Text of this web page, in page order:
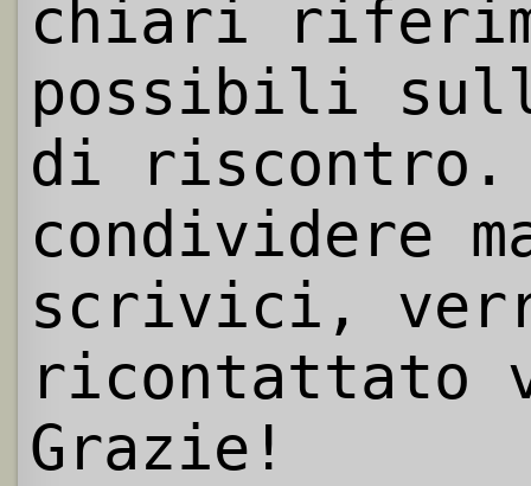
chiari
possibili
di riscontro.
condividere
scrivici,
ricontattato
Grazie!